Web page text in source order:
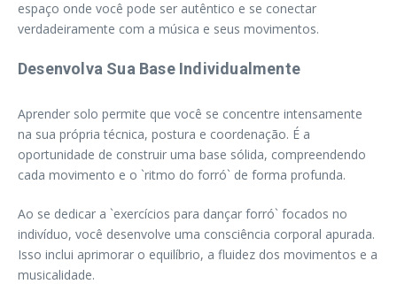
espaço onde você pode ser autêntico e se conectar
verdadeiramente com a música e seus movimentos.
Desenvolva Sua Base Individualmente
Aprender solo permite que você se concentre intensamente
na sua própria técnica, postura e coordenação. É a
oportunidade de construir uma base sólida, compreendendo
cada movimento e o `ritmo do forró` de forma profunda.
Ao se dedicar a `exercícios para dançar forró` focados no
indivíduo, você desenvolve uma consciência corporal apurada.
Isso inclui aprimorar o equilíbrio, a fluidez dos movimentos e a
musicalidade.